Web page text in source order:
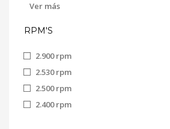
Caminetti
Deville
Ecoforest
Ecoteck
Ver más
RPM'S
2.900 rpm
2.530 rpm
2.500 rpm
2.400 rpm